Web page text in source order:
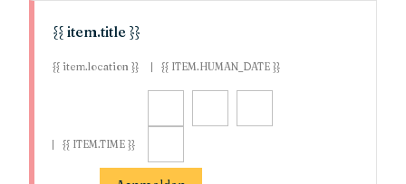
{{ item.title }}
{{ item.location }} {{ ITEM.HUMAN_DATE }}
{{ ITEM.TIME }}